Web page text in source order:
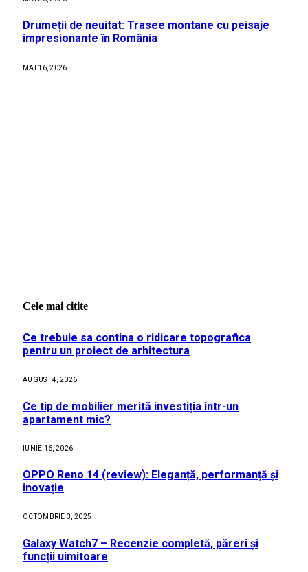
Drumeții de neuitat: Trasee montane cu peisaje
impresionante în România
MAI 16, 2026
Cele mai citite
Ce trebuie sa contina o ridicare topografica
pentru un proiect de arhitectura
AUGUST 4, 2026
Ce tip de mobilier merită investiția într-un
apartament mic?
IUNIE 16, 2026
OPPO Reno 14 (review): Eleganță, performanță și
inovație
OCTOMBRIE 3, 2025
Galaxy Watch7 – Recenzie completă, păreri și
funcții uimitoare